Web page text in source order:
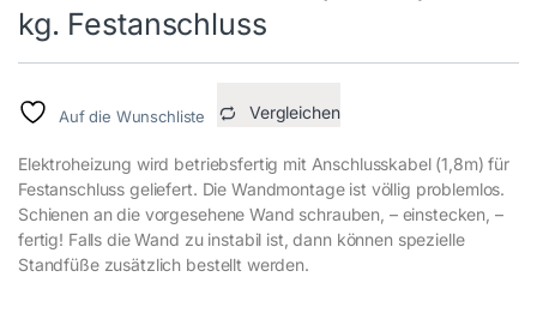
kg. Festanschluss
Auf die Wunschliste Vergleichen
Elektroheizung wird betriebsfertig mit Anschlusskabel (1,8m) für
Festanschluss geliefert. Die Wandmontage ist völlig problemlos.
Schienen an die vorgesehene Wand schrauben, – einstecken, –
fertig! Falls die Wand zu instabil ist, dann können spezielle
Standfüße zusätzlich bestellt werden.